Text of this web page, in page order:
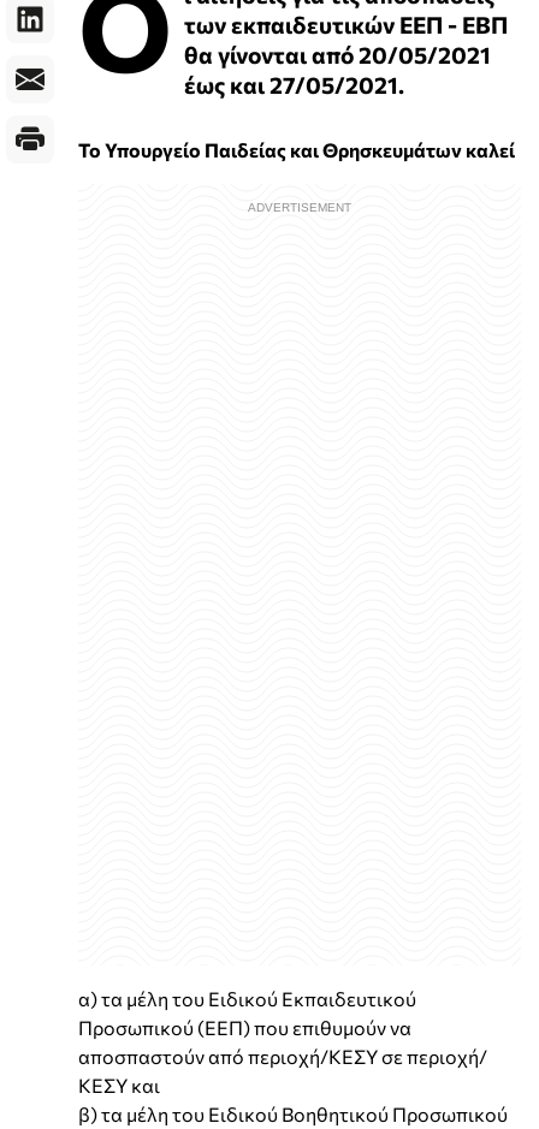
των εκπαιδευτικών ΕΕΠ - ΕΒΠ
θα γίνονται από 20/05/2021
έως και 27/05/2021.
Το Υπουργείo Παιδείας και Θρησκευμάτων καλεί
α) τα μέλη του Ειδικού Εκπαιδευτικού
Προσωπικού (ΕΕΠ) που επιθυμούν να
αποσπαστούν από περιοχή/ΚΕΣΥ σε περιοχή/
ΚΕΣΥ και
β) τα μέλη του Ειδικού Βοηθητικού Προσωπικού